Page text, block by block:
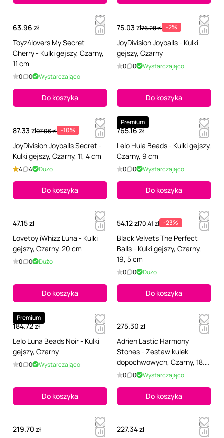
63.96 zł
Toyz4lovers My Secret
Cherry - Kulki gejszy, Czarny,
11 cm
0 0 Wystarczająco
Do koszyka
75.03 zł76.28 zł -2%
JoyDivision Joyballs - Kulki
gejszy, Czarny
0 0 Wystarczająco
Do koszyka
87.33 zł97.06 zł -10%
JoyDivision Joyballs Secret -
Kulki gejszy, Czarny, 11, 4 cm
4 4 Dużo
Do koszyka
Premium
765.16 zł
Lelo Hula Beads - Kulki gejszy,
Czarny, 9 cm
0 0 Wystarczająco
Do koszyka
47.15 zł
Lovetoy iWhizz Luna - Kulki
gejszy, Czarny, 20 cm
0 0 Dużo
Do koszyka
54.12 zł70.41 zł -23%
Black Velvets The Perfect
Balls - Kulki gejszy, Czarny,
19, 5 cm
0 0 Dużo
Do koszyka
Premium
184.72 zł
Lelo Luna Beads Noir - Kulki
gejszy, Czarny
0 0 Wystarczająco
Do koszyka
275.30 zł
Adrien Lastic Harmony
Stones - Zestaw kulek
dopochwowych, Czarny, 18.3
cm
0 0 Wystarczająco
Do koszyka
219.70 zł
227.34 zł